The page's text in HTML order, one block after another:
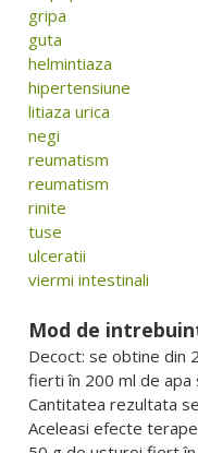
gripa
guta
helmintiaza
hipertensiune
litiaza urica
negi
reumatism
reumatism
rinite
tuse
ulceratii
viermi intestinali
Mod de
Decoct: se obtine din
fierti în 200 ml de apa
Cantitatea rezultata
Aceleasi efecte